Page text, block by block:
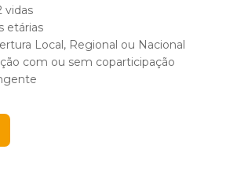
vidas
etárias
Local, Regional ou Nacional
com ou sem coparticipação